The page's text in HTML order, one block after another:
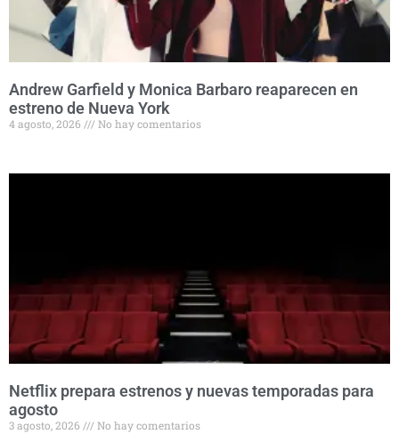
Andrew Garfield y Monica Barbaro reaparecen en
estreno de Nueva York
4 agosto, 2026 No hay comentarios
Netflix prepara estrenos y nuevas temporadas para
agosto
3 agosto, 2026 No hay comentarios